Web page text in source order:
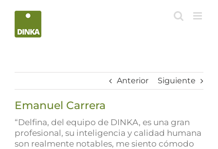
Anterior Siguiente
Emanuel Carrera
“Delfina, del equipo de DINKA, es una gran
profesional, su inteligencia y calidad humana
son realmente notables, me siento cómodo